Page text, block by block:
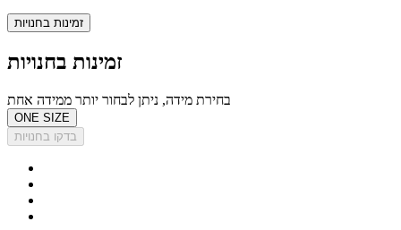
זמינות בחנויות
זמינות בחנויות
בחירת מידה, ניתן לבחור יותר ממידה אחת
ONE SIZE
בדקו בחנויות